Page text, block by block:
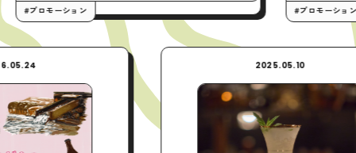
モーション #プロモーション
2026.05.24 2025.05.10